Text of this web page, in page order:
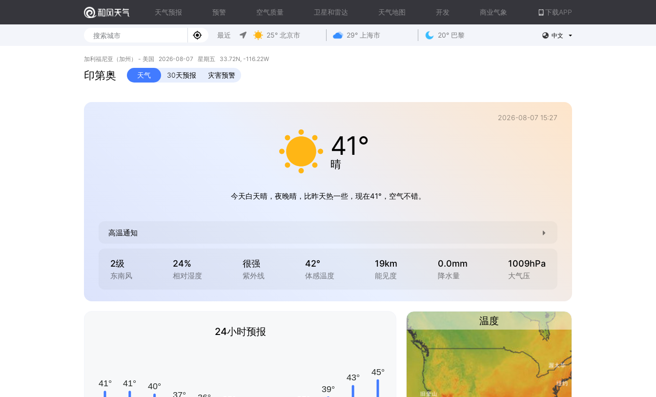
天气预报 预警 空气质量 卫星和雷达 天气地图 开发 商业气象 下载APP
最近 25° 北京市 29° 上海市 20° 巴黎 中文
加利福尼亚（加州） - 美国 2026-08-07 星期五 33.72N, -116.22W
印第奥 天气 30天预报 灾害预警
2026-08-07 15:27
41°
晴
今天白天晴，夜晚晴，比昨天热一些，现在41°，空气不错。
高温通知
2级
东南风
24%
相对湿度
很强
紫外线
42°
体感温度
19km
能见度
0.0mm
降水量
1009hPa
大气压
24小时预报
温度